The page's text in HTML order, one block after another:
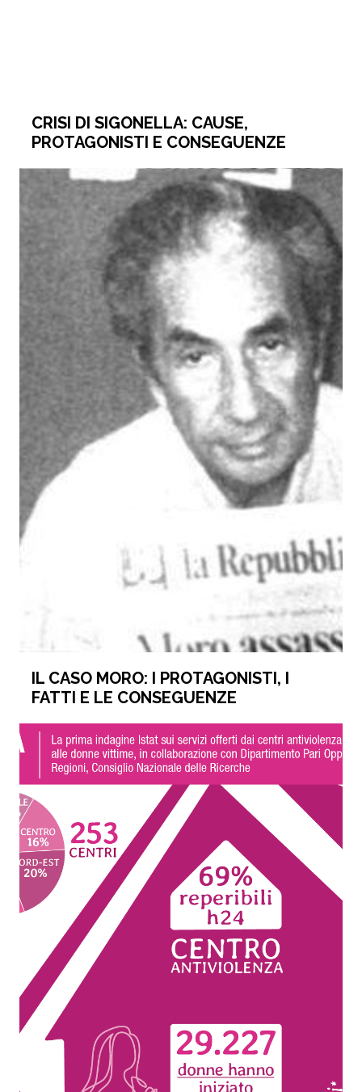
CRISI DI SIGONELLA: CAUSE,
PROTAGONISTI E CONSEGUENZE
IL CASO MORO: I PROTAGONISTI, I
FATTI E LE CONSEGUENZE